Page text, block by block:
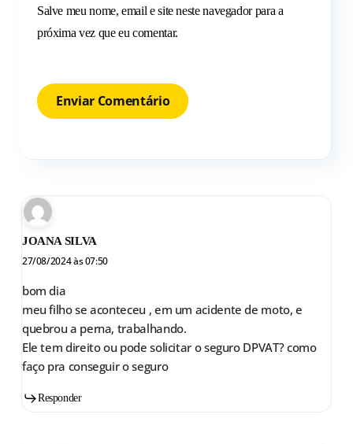
JOANA SILVA
27/08/2024 às 07:50
bom dia
meu filho se aconteceu , em um acidente de moto, e
quebrou a perna, trabalhando.
Ele tem direito ou pode solicitar o seguro DPVAT? como
faço pra conseguir o seguro
Responder
Salve meu nome, email e site neste navegador para a
próxima vez que eu comentar.